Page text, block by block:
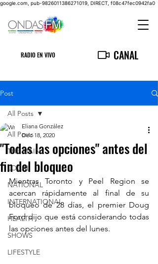
google.com, pub-9826011386271019, DIRECT, f08c47fec0942fa0
RADIO EN VIVO CANAL
Post
All Posts
THE MAIN
LOCAL
NATIONAL
INTERNATIONAL
HEALTH
SHOWS
LIFESTYLE
All Posts
"Todas las opciones" antes del
fin del bloqueo
Eliana González
Dec 18, 2020
Mientras Toronto y Peel Region se
acercan rápidamente al final de su
bloqueo de 28 días, el premier Doug
Ford dijo que está considerando todas
las opciones antes del lunes.